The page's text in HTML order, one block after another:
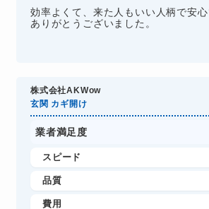
効率よくて、来た人もいい人柄で安心
ありがとうございました。
株式会社AKWow
玄関 カギ開け
業者満足度
スピード
品質
費用